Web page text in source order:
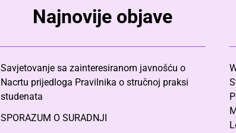
Najnovije objave
Savjetovanje sa zainteresiranom javnošću o
Nacrtu prijedloga Pravilnika o stručnoj praksi
studenata
SPORAZUM O SURADNJI